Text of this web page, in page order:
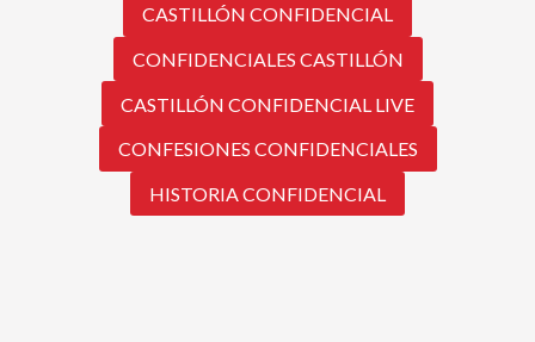
CASTILLÓN CONFIDENCIAL
CONFIDENCIALES CASTILLÓN
CASTILLÓN CONFIDENCIAL LIVE
CONFESIONES CONFIDENCIALES
HISTORIA CONFIDENCIAL